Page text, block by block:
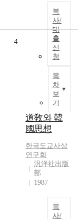
복
사/
대
출
신
청
목
차
보
기
4
道敎와 韓
國思想
한국도교사상
연구회
汎洋社出版
部
1987
복
사/